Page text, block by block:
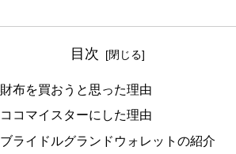
目次
財布を買おうと思った理由
ココマイスターにした理由
ブライドルグランドウォレットの紹介